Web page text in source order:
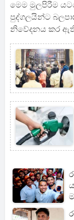
මෙම මුලපිරීම
පුද්ගලයින්ට
නිවේදනය කර